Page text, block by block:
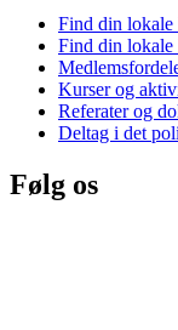
Find din lokale
Find din lokale
Kurser og
Referater og
Deltag i det
Følg os